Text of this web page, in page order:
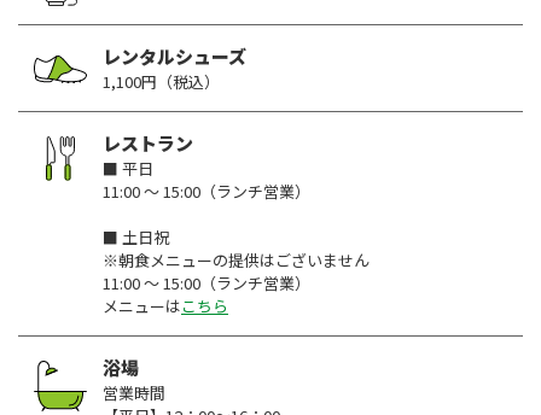
レンタルシューズ
1,100円（税込）
レストラン
■ 平日
11:00 ～ 15:00（ランチ営業）
■ 土日祝
※朝食メニューの提供はございません
11:00 ～ 15:00（ランチ営業）
メニューはこちら
浴場
営業時間